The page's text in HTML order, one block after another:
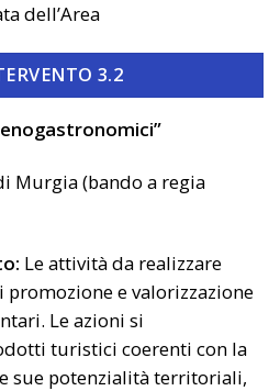
dell’Area
3.2
Murgia (bando a regia
Le attività da realizzare
e valorizzazione
Le azioni si
turistici coerenti con la
sue potenzialità territoriali,